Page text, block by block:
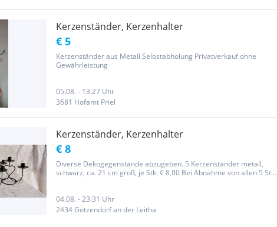
Kerzenständer, Kerzenhalter
€ 5
Kerzenständer aus Metall Selbstabholung Privatverkauf ohne
Gewährleistung
05.08. - 13:27 Uhr
3681 Hofamt Priel
Kerzenständer, Kerzenhalter
€ 8
Diverse Dekogegenstände abzugeben. 5 Kerzenständer metall,
schwarz, ca. 21 cm groß, je Stk. € 8,00 Bei Abnahme von allen 5 Stk -
04.08. - 23:31 Uhr
2434 Götzendorf an der Leitha